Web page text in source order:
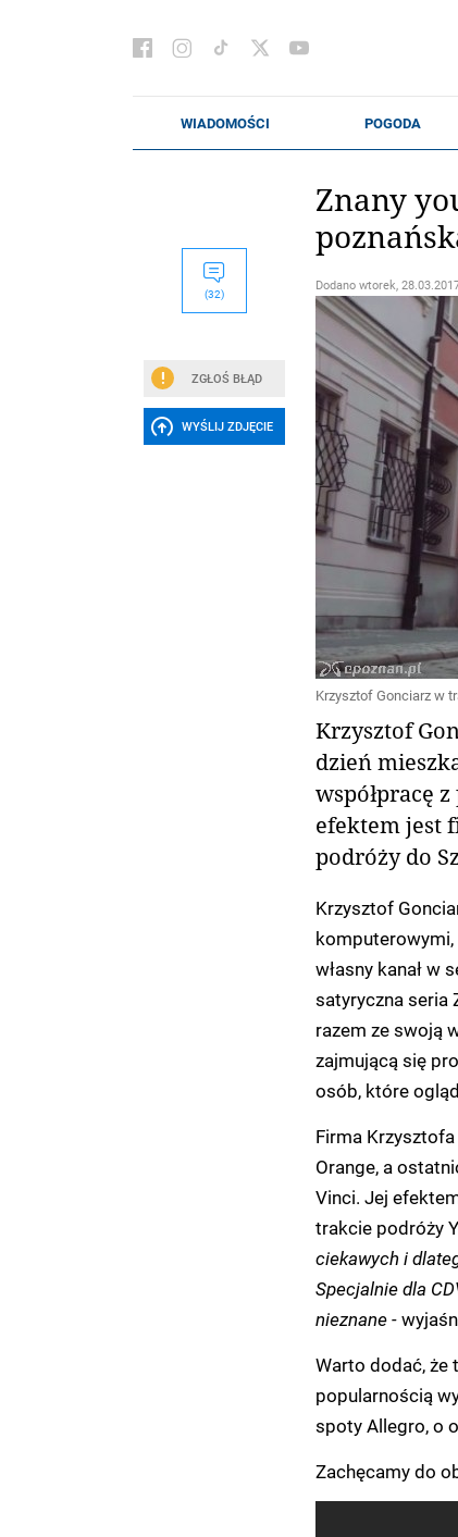
(32)
ZGŁOŚ BŁĄD
WYŚLIJ ZDJĘCIE
Znany
Dodano wtorek,
Krzysztof Gonciarz w
Krzysztof
dzień
współpracę
efektem jest
podróży do
Krzysztof
komputerowymi,
własny kanał w
satyryczna seria
razem ze swoją
zajmującą się
osób, które
Firma
Orange, a
Vinci. Jej
trakcie podróży
ciekawych i
Specjalnie dla
nieznane -
Warto dodać, że
popularnością
spoty Allegro, o
Zachęcamy do